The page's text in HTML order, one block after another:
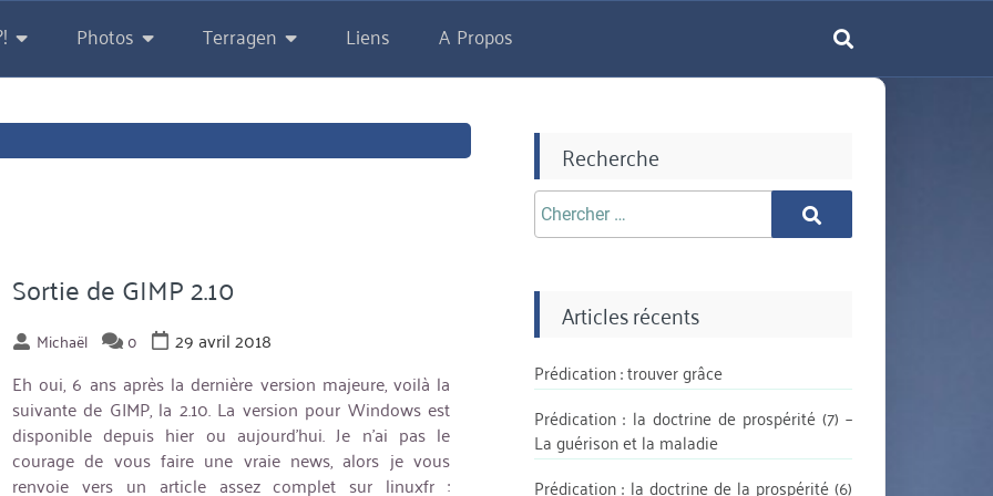
Photos Terragen Liens A Propos
Sortie de GIMP 2.10
Michaël 0
29 avril 2018
Eh oui, 6 ans après la dernière version majeure, voilà la
suivante de GIMP, la 2.10. La version pour Windows est
disponible depuis hier ou aujourd’hui. Je n’ai pas le
courage de vous faire une vraie news, alors je vous
renvoie vers un article assez complet sur linuxfr :
Recherche
Chercher
aprè:
Chercher
Articles récents
Prédication : trouver grâce
Prédication : la doctrine de prospérité (7) –
La guérison et la maladie
Prédication : la doctrine de la prospérité (6)